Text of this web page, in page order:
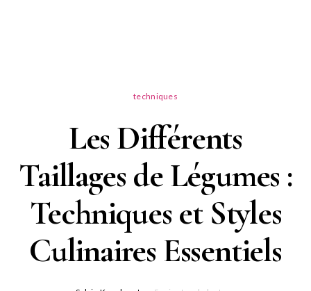
techniques
Les Différents
Taillages de Légumes :
Techniques et Styles
Culinaires Essentiels